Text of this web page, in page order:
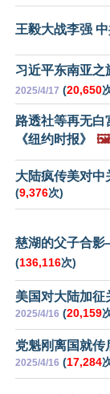
王毅大战李强
习近平东南亚之
2025/4/17 (20,650
路透社等再无白
《纽约时报》
🖼️
大陆疯传美对
(9,376次)
慈湖的父子合
(136,116次)
美国对大陆加征
2025/4/16 (20,159
党魁刚离国就传
2025/4/16 (17,284